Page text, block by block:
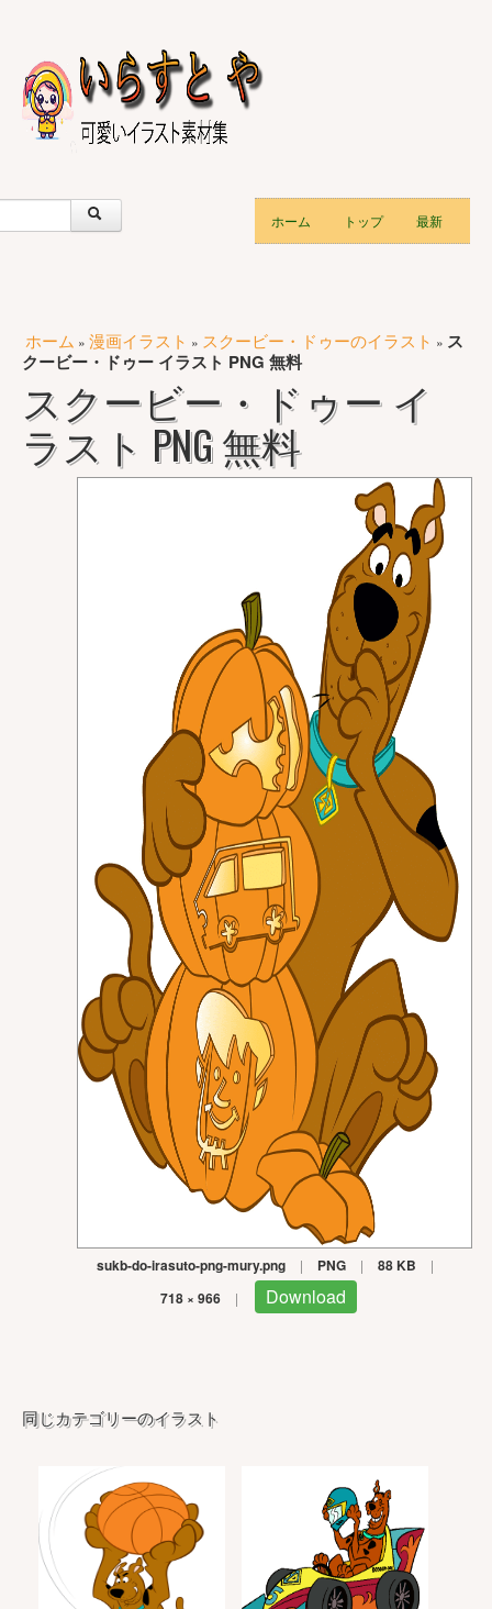
ホーム トップ 最新
ホーム » 漫画イラスト » スクービー・ドゥーのイラスト » ス
クービー・ドゥー イラスト PNG 無料
スクービー・ドゥー イ
ラスト PNG 無料
sukb-do-irasuto-png-mury.png | PNG | 88 KB |
718 × 966 | Download
同じカテゴリーのイラスト